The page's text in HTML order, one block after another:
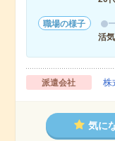
職場の様子
活
派遣会社 株
気に